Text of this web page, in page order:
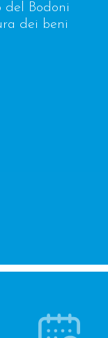
del Bodoni
dei beni